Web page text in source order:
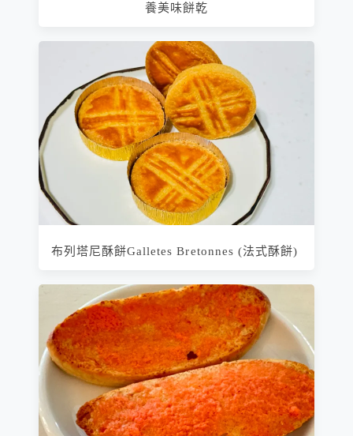
養美味餅乾
布列塔尼酥餅Galletes Bretonnes (法式酥餅)